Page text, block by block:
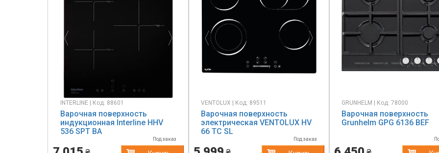
INTERLINE | Код: 88601
Варочная поверхность
индукционная Interline HHV
536 SPT BA
Под заказ
Previous
VENTOLUX | Код: 89511
Варочная поверхность
электрическая VENTOLUX HV
66 TC SL
Под заказ
GRUNHELM | Код: 78000
Варочная поверхность
Grunhelm GPG 6136 BEF